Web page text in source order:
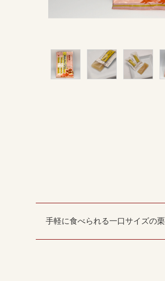
手軽に食べられる一口サイズの